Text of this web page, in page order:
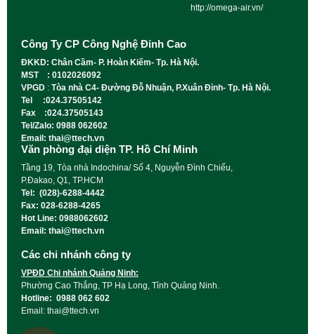
http://omega-air.vn/
Công Ty CP Công Nghệ Đỉnh Cao
ĐKKD: Chân Cầm- P. Hoàn Kiếm- Tp. Hà Nội.
MST : 0102026092
VPGD : Tòa nhà C4- Đường Đỗ Nhuận, P.Xuân Đỉnh- Tp. Hà Nội.
Tel :024.37505142
Fax :024.37505143
Tel/Zalo: 0988 062602
Email: thai@ttech.vn
Văn phòng đại diện TP. Hồ Chí Minh
Tầng 19, Tòa nhà Indochina/ Số 4, Nguyễn Đình Chiểu,
P.Đakao, Q1, TP.HCM
Tel: (028)-6288-4442
Fax: 028-6288-4265
Hot Line: 0988062602
Email: thai@ttech.vn
Các chi nhánh công ty
VPĐD Chi nhánh Quảng Ninh:
Phường Cao Thắng, TP Hạ Long, Tỉnh Quảng Ninh.
Hotline: 0988 062 602
Email: thai@ttech.vn